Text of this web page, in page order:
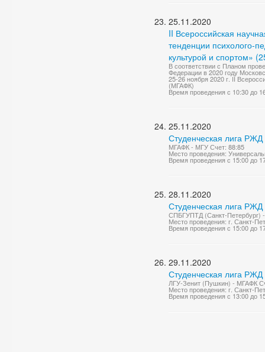
25.11.2020
II Всероссийская
тенденции психолого-
культурой и спортом»
В соответствии с Планом
Федерации в 2020 году
25-26 ноября 2020 г. II
(МГАФК)
Время проведения с 10:30 до
25.11.2020
Студенческая лига
МГАФК - МГУ Счет: 88:85
Место проведения:
Время проведения с 15:00 до
28.11.2020
Студенческая лига
СПБГУПТД (Санкт-Петербург)
Место проведения: г. Санкт-
Время проведения с 15:00 до
29.11.2020
Студенческая лига
ЛГУ-Зенит (Пушкин) - МГАФК
Место проведения: г. Санкт-
Время проведения с 13:00 до